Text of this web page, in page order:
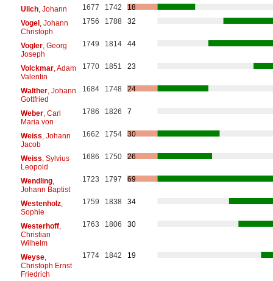
Ulich, Johann 1677 1742
18
Vogel, Johann
Christoph
1756 1788 32
Vogler, Georg
Joseph
1749 1814 44
Volckmar, Adam
Valentin
1770 1851 23
Walther, Johann
Gottfried
1684 1748 24
Weber, Carl
Maria von
1786 1826 7
Weiss , Johann
Jacob
1662 1754 30
Weiss , Sylvius
Leopold
1686 1750 26
Wendling,
Johann Baptist
1723 1797 69
Westenholz,
Sophie
1759 1838 34
Westerhoff,
Christian
Wilhelm
1763 1806 30
Weyse,
Christoph Ernst
Friedrich
1774 1842 19